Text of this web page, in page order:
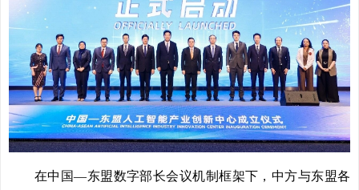
在中国—东盟数字部长会议机制框架下，中方与东盟各